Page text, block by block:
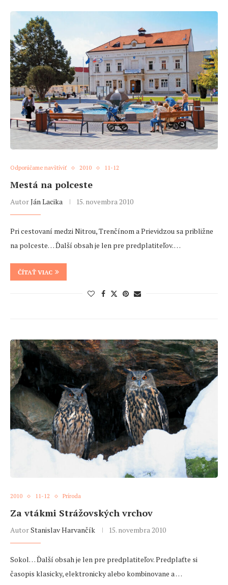
Odporúčame navštíviť 2010 11-12
Mestá na polceste
AutorJán Lacika 15. novembra 2010
Pri cestovaní medzi Nitrou, Trenčínom a Prievidzou sa približne
na polceste… Ďalší obsah je len pre predplatiteľov. …
ČÍTAŤ VIAC
2010 11-12 Príroda
Za vtákmi Strážovských vrchov
AutorStanislav Harvančík 15. novembra 2010
Sokol… Ďalší obsah je len pre predplatiteľov. Predplaťte si
časopis klasicky, elektronicky alebo kombinovane a …